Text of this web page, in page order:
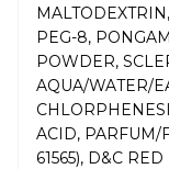
PEG-8,
POWDER,
AQUA/WATER/
ACID, PARFUM/
61565), D&C